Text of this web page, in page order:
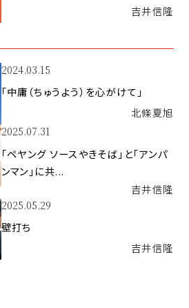
吉井信隆
2024.03.15
「中庸（ちゅうよう）を心がけて」
北條夏旭
2025.07.31
「ペヤング ソースやきそば」と「アンパ
ンマン」に共...
吉井信隆
2025.05.29
壁打ち
吉井信隆